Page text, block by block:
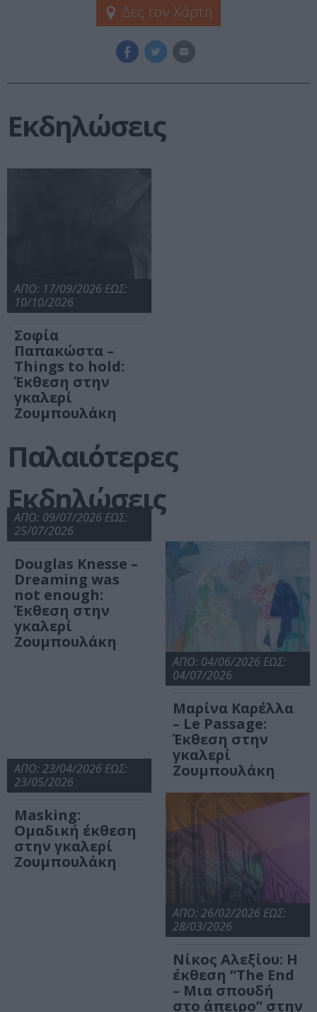
Δες τον Χάρτη
Εκδηλώσεις
ΑΠΟ: 17/09/2026 ΕΩΣ:
10/10/2026
Σοφία
Παπακώστα –
Things to hold:
Έκθεση στην
γκαλερί
Ζουμπουλάκη
Παλαιότερες
Εκδηλώσεις
ΑΠΟ: 09/07/2026 ΕΩΣ:
25/07/2026
Douglas Knesse –
Dreaming was
not enough:
Έκθεση στην
γκαλερί
Ζουμπουλάκη
ΑΠΟ: 04/06/2026 ΕΩΣ:
04/07/2026
Μαρίνα Καρέλλα
– Le Passage:
Έκθεση στην
γκαλερί
Ζουμπουλάκη
ΑΠΟ: 23/04/2026 ΕΩΣ:
23/05/2026
Masking:
Ομαδική έκθεση
στην γκαλερί
Ζουμπουλάκη
ΑΠΟ: 26/02/2026 ΕΩΣ:
28/03/2026
Νίκος Αλεξίου: Η
έκθεση “The End
– Μια σπουδή
στο άπειρο” στην